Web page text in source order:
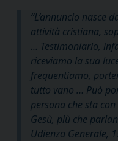
“L’annuncio nasce
attività cristiana,
… Testimoniarlo,
riceviamo la sua
frequentiamo,
tutto vano … Può
persona che sta
Gesù, più che
Udienza Generale,